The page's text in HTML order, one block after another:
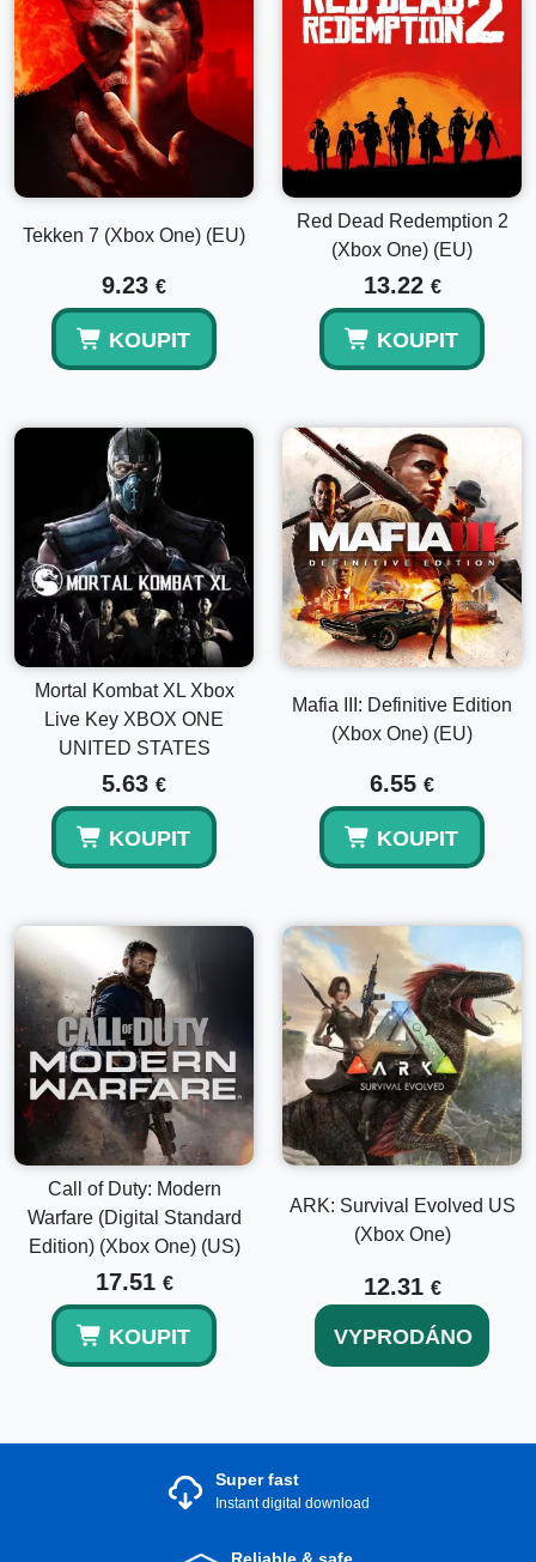
Tekken 7 (Xbox One) (EU)
9.23 €
KOUPIT
Red Dead Redemption 2
(Xbox One) (EU)
13.22 €
KOUPIT
Mortal Kombat XL Xbox
Live Key XBOX ONE
UNITED STATES
5.63 €
KOUPIT
Mafia III: Definitive Edition
(Xbox One) (EU)
6.55 €
KOUPIT
Call of Duty: Modern
Warfare (Digital Standard
Edition) (Xbox One) (US)
17.51 €
KOUPIT
ARK: Survival Evolved US
(Xbox One)
12.31 €
VYPRODÁNO
Super fast
Instant digital download